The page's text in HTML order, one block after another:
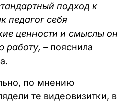
подход к
педагог себя
ценности и смыслы он
работу, – пояснила
по мнению
те видеовизитки, в